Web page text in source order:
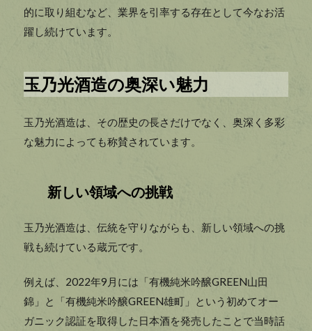
的に取り組むなど、業界を引率する存在として今なお活
躍し続けています。
玉乃光酒造の奥深い魅力
玉乃光酒造は、その歴史の長さだけでなく、奥深く多彩
な魅力によっても称賛されています。
新しい領域への挑戦
玉乃光酒造は、伝統を守りながらも、新しい領域への挑
戦も続けている蔵元です。
例えば、2022年9月には「有機純米吟醸GREEN山田
錦」と「有機純米吟醸GREEN雄町」という初めてオー
ガニック認証を取得した日本酒を発売したことで当時話